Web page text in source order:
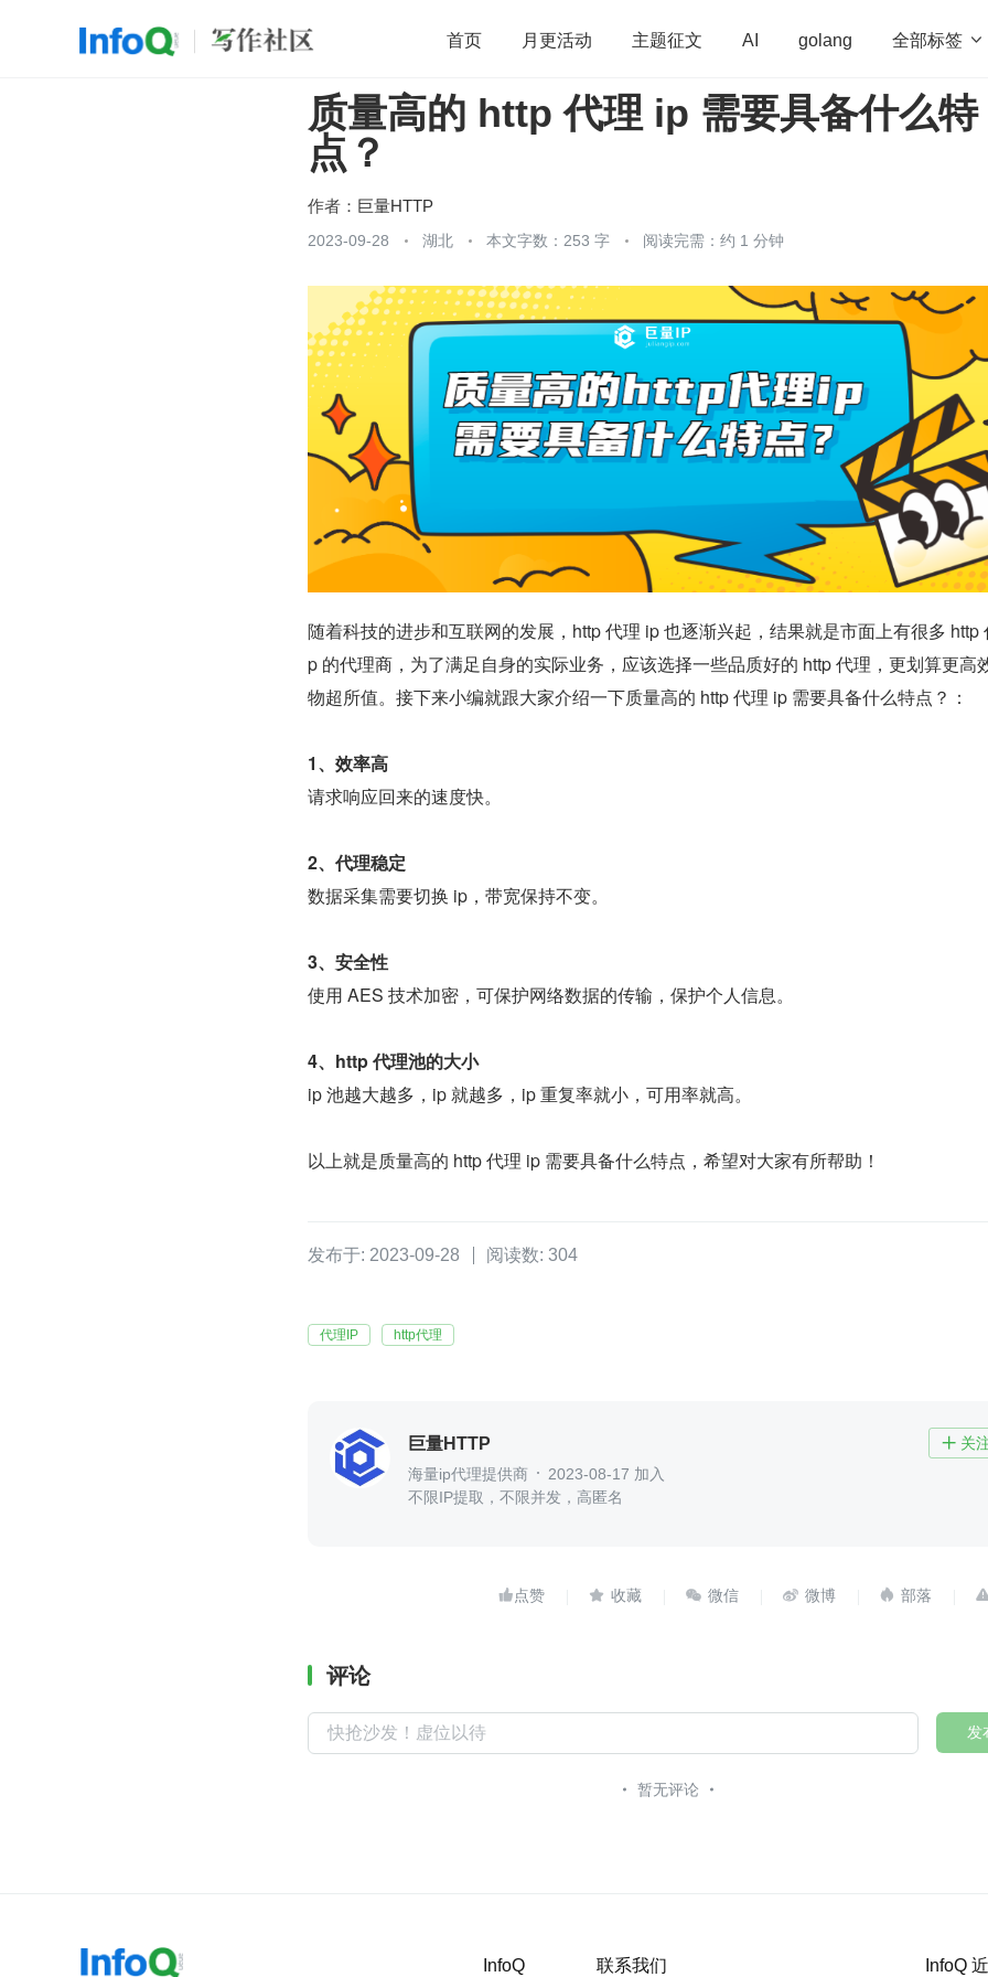
首页 月更活动 主题征文 AI golang 全部标签 
开源 架构 OpenHarmony 算法 学习方法 Web3.0 高
团队管理
质量高的 http 代理 ip 需要具备什么特
点？
作者： 巨量HTTP
2023-09-28 湖北 本文字数：253 字 阅读完需：约 1 分钟
随着科技的进步和互联网的发展，http 代理 ip 也逐渐兴起，结果就是市面上有很多 http
p 的代理商，为了满足自身的实际业务，应该选择一些品质好的 http 代理，更划算更高
物超所值。接下来小编就跟大家介绍一下质量高的 http 代理 ip 需要具备什么特点？：
1、效率高
请求响应回来的速度快。
2、代理稳定
数据采集需要切换 ip，带宽保持不变。
3、安全性
使用 AES 技术加密，可保护网络数据的传输，保护个人信息。
4、http 代理池的大小
ip 池越大越多，ip 就越多，ip 重复率就小，可用率就高。
以上就是质量高的 http 代理 ip 需要具备什么特点，希望对大家有所帮助！
发布于: 2023-09-28 阅读数: 304
代理IP http代理
巨量HTTP  关
海量ip代理提供商
2023-08-17 加入
不限IP提取，不限并发，高匿名
    
评论
发
暂无评论
InfoQ 联系我们 InfoQ